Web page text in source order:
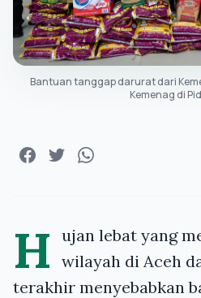
Bantuan tanggap darurat dari
Kemenag di
H ujan lebat yang
wilayah di Aceh
terakhir menyebabkan